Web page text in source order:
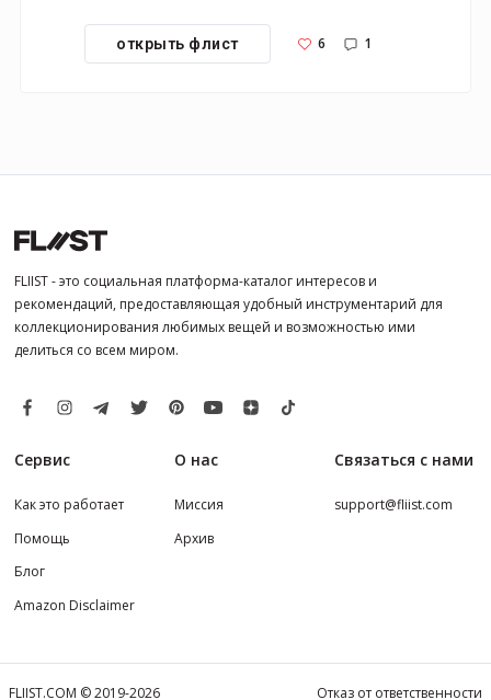
открыть флист 6 1
FLIIST - это социальная платформа-каталог интересов и
рекомендаций, предоставляющая удобный инструментарий для
коллекционирования любимых вещей и возможностью ими
делиться со всем миром.
Сервис
Как это работает
Помощь
Блог
Amazon Disclaimer
О нас
Миссия
Архив
Связаться с нами
support@fliist.com
FLIIST.COM © 2019-2026 Отказ от ответственности